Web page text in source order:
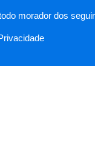
morador dos